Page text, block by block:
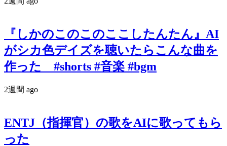
『しかのこのこのここしたんたん』AI
がシカ色デイズを聴いたらこんな曲を
作った #shorts #音楽 #bgm
2週間 ago
ENTJ（指揮官）の歌をAIに歌ってもら
った